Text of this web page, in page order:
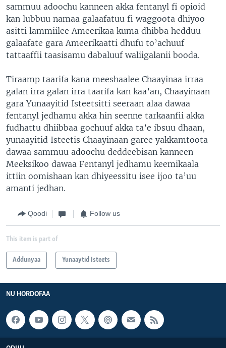
sammuu adoochu kanneen akka fentanyl fi opioid
kan lubbuu namaa galaafatuu fi waggoota dhiyoo
asitti lammiilee Ameerikaa kuma dhibba hedduu
galaafate gara Ameerikaatti dhufu to’achuuf
tattaaffii taasisamu dabaluuf waliigalanii booda.
Tiraamp taarifa kana meeshaalee Chaayinaa irraa
galan irra galan irra taarifa kan kaa’an, Chaayinaan
gara Yunaayitid Isteetsitti seeraan alaa dawaa
fentanyl jedhamu akka hin seenne tarkaanfii akka
fudhattu dhiibbaa gochuuf akka ta’e ibsuu dhaan,
yunaayitid Isteetis Chaayinaan garee yakkamtoota
dawaa sammuu adoochu deddeebisan kanneen
Meeksikoo dawaa Fentanyl jedhamu keemikaala
ittiin oomishaan kan dhiyeessitu isee ijoo ta’uu
amanti jedhan.
Qoodi Follow us
This item is part of
Addunyaa Yunaaytid Isteets
NU HORDOFAA